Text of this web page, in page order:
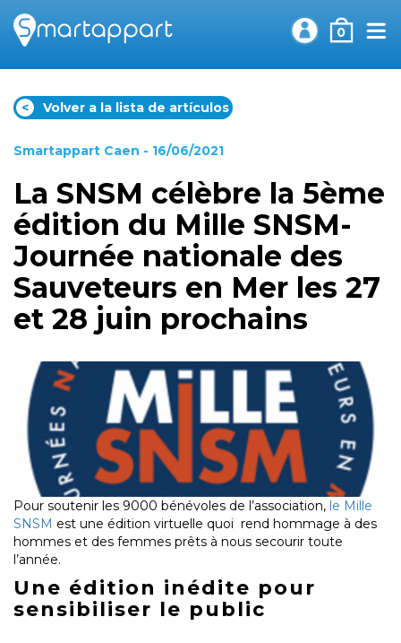
0
< Volver a la lista de artículos
Smartappart Caen - 16/06/2021
La SNSM célèbre la 5ème
édition du Mille SNSM-
Journée nationale des
Sauveteurs en Mer les 27
et 28 juin prochains
Pour soutenir les 9000 bénévoles de l’association, le Mille
SNSM est une édition virtuelle quoi rend hommage à des
hommes et des femmes prêts à nous secourir toute
l’année.
Une édition inédite pour
sensibiliser le public